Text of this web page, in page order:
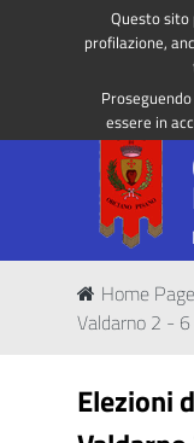
Questo sito
profilazione,
essere in
Regione
Home Page
Valdarno 2 -
Elezioni